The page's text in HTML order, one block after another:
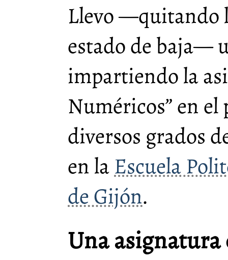
Llevo —quitando
estado de baja—
impartiendo la
Numéricos” en
diversos grados
en laEscuela
de Gijón.
Una asignatura